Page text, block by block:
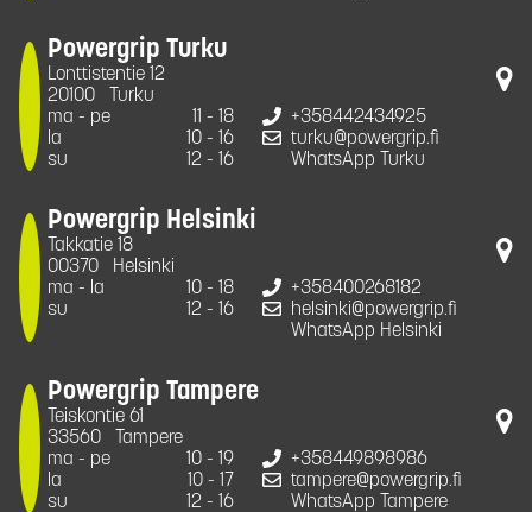
Powergrip Turku
Lonttistentie 12
20100
Turku
ma - pe
11 - 18
la
10 - 16
su
12 - 16
+358442434925
turku@powergrip.fi
WhatsApp Turku
Powergrip Helsinki
Takkatie 18
00370
Helsinki
ma - la
10 - 18
su
12 - 16
+358400268182
helsinki@powergrip.fi
WhatsApp Helsinki
Powergrip Tampere
Teiskontie 61
33560
Tampere
ma - pe
10 - 19
la
10 - 17
su
12 - 16
+358449898986
tampere@powergrip.fi
WhatsApp Tampere